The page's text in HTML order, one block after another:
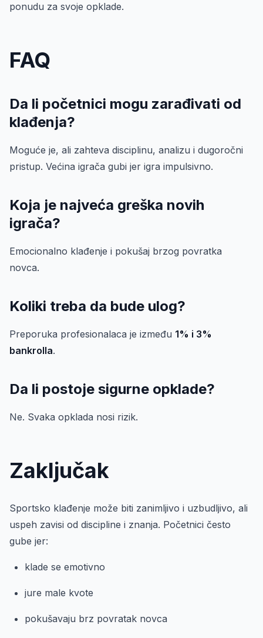
ponudu za svoje opklade.
FAQ
Da li početnici mogu zarađivati od
klađenja?
Moguće je, ali zahteva disciplinu, analizu i dugoročni
pristup. Većina igrača gubi jer igra impulsivno.
Koja je najveća greška novih
igrača?
Emocionalno klađenje i pokušaj brzog povratka
novca.
Koliki treba da bude ulog?
Preporuka profesionalaca je između 1% i 3%
bankrolla.
Da li postoje sigurne opklade?
Ne. Svaka opklada nosi rizik.
Zaključak
Sportsko klađenje može biti zanimljivo i uzbudljivo, ali
uspeh zavisi od discipline i znanja. Početnici često
gube jer:
klade se emotivno
jure male kvote
pokušavaju brz povratak novca